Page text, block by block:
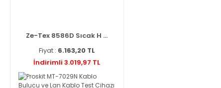
Ze-Tex 8586D Sıcak H ...
Fiyat : 6.163,20 TL
İndirimli 3.019,97 TL